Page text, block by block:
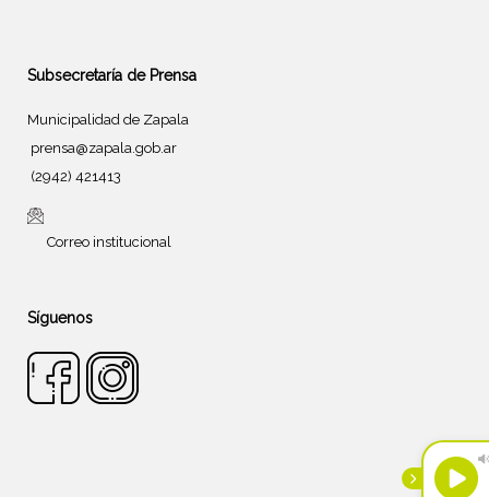
Subsecretaría de Prensa
Municipalidad de Zapala
prensa@zapala.gob.ar
(2942) 421413
Correo institucional
Síguenos